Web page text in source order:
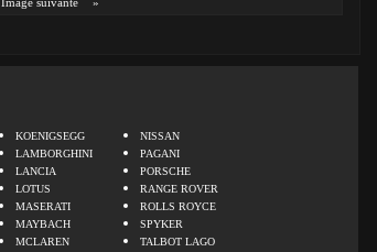
KOENIGSEGG
LAMBORGHINI
LANCIA
LOTUS
MASERATI
MAYBACH
MCLAREN
NISSAN
PAGANI
PORSCHE
RANGE ROVER
ROLLS ROYCE
SPYKER
TALBOT LAGO